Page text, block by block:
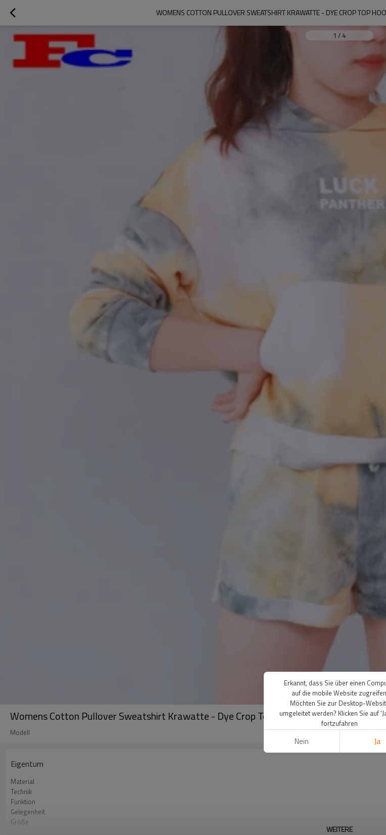
WOMENS COTTON PULLOVER SWEATSHIRT KRAWATTE - DYE CROP TOP
1 / 4
Womens Cotton Pullover Sweatshirt Krawatte - Dye Crop Top Hoodie und Shorts Gym
Modell
Eigentum
Material
Technik
Funktion
Gelegenheit
Größe
WEITERE
Erkannt, dass Sie über einen
auf die mobile Website
Möchten Sie zur Desktop-
umgeleitet werden? Klicken Sie auf
fortzufahren
Nein Ja